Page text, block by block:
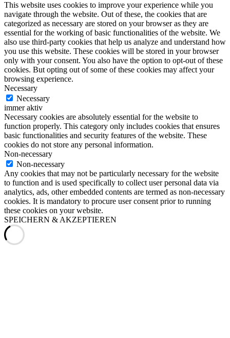
This website uses cookies to improve your experience while you
navigate through the website. Out of these, the cookies that are
categorized as necessary are stored on your browser as they are
essential for the working of basic functionalities of the website. We
also use third-party cookies that help us analyze and understand how
you use this website. These cookies will be stored in your browser
only with your consent. You also have the option to opt-out of these
cookies. But opting out of some of these cookies may affect your
browsing experience.
Necessary
Necessary
immer aktiv
Necessary cookies are absolutely essential for the website to
function properly. This category only includes cookies that ensures
basic functionalities and security features of the website. These
cookies do not store any personal information.
Non-necessary
Non-necessary
Any cookies that may not be particularly necessary for the website
to function and is used specifically to collect user personal data via
analytics, ads, other embedded contents are termed as non-necessary
cookies. It is mandatory to procure user consent prior to running
these cookies on your website.
SPEICHERN & AKZEPTIEREN